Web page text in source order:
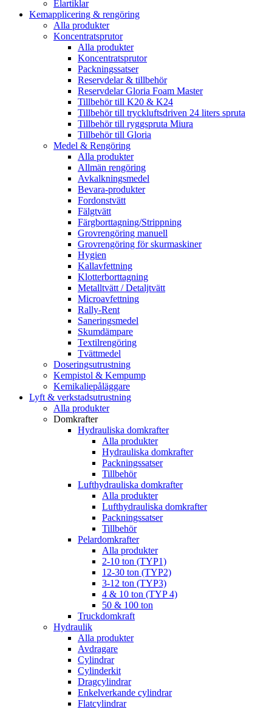
Elartiklar
Kemapplicering & rengöring
Alla produkter
Koncentratsprutor
Alla produkter
Koncentratsprutor
Packningssatser
Reservdelar & tillbehör
Reservdelar Gloria Foam Master
Tillbehör till K20 & K24
Tillbehör till tryckluftsdriven 24 liters spruta
Tillbehör till ryggspruta Miura
Tillbehör till Gloria
Medel & Rengöring
Alla produkter
Allmän rengöring
Avkalkningsmedel
Bevara-produkter
Fordonstvätt
Fälgtvätt
Färgborttagning/Strippning
Grovrengöring manuell
Grovrengöring för skurmaskiner
Hygien
Kallavfettning
Klotterborttagning
Metalltvätt / Detaljtvätt
Microavfettning
Rally-Rent
Saneringsmedel
Skumdämpare
Textilrengöring
Tvättmedel
Doseringsutrustning
Kempistol & Kempump
Kemikaliepåläggare
Lyft & verkstadsutrustning
Alla produkter
Domkrafter
Hydrauliska domkrafter
Alla produkter
Hydrauliska domkrafter
Packningssatser
Tillbehör
Lufthydrauliska domkrafter
Alla produkter
Lufthydrauliska domkrafter
Packningssatser
Tillbehör
Pelardomkrafter
Alla produkter
2-10 ton (TYP1)
12-30 ton (TYP2)
3-12 ton (TYP3)
4 & 10 ton (TYP 4)
50 & 100 ton
Truckdomkraft
Hydraulik
Alla produkter
Avdragare
Cylindrar
Cylinderkit
Dragcylindrar
Enkelverkande cylindrar
Flatcylindrar